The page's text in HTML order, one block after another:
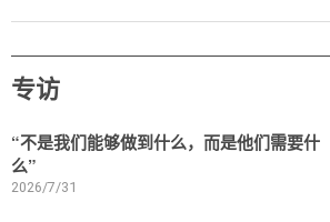
专访
“不是我们能够做到什么，而是他们需要什
么”
2026/7/31